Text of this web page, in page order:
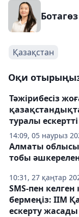
Қазақстан
Оқи
14:09, 05 наурыз
Тәжірибесіз
туралы ескертті
10:31, 27 қаңтар
Алматы
тобы
SMS-пен
бермеңіз: ІІМ
ескерту жасады